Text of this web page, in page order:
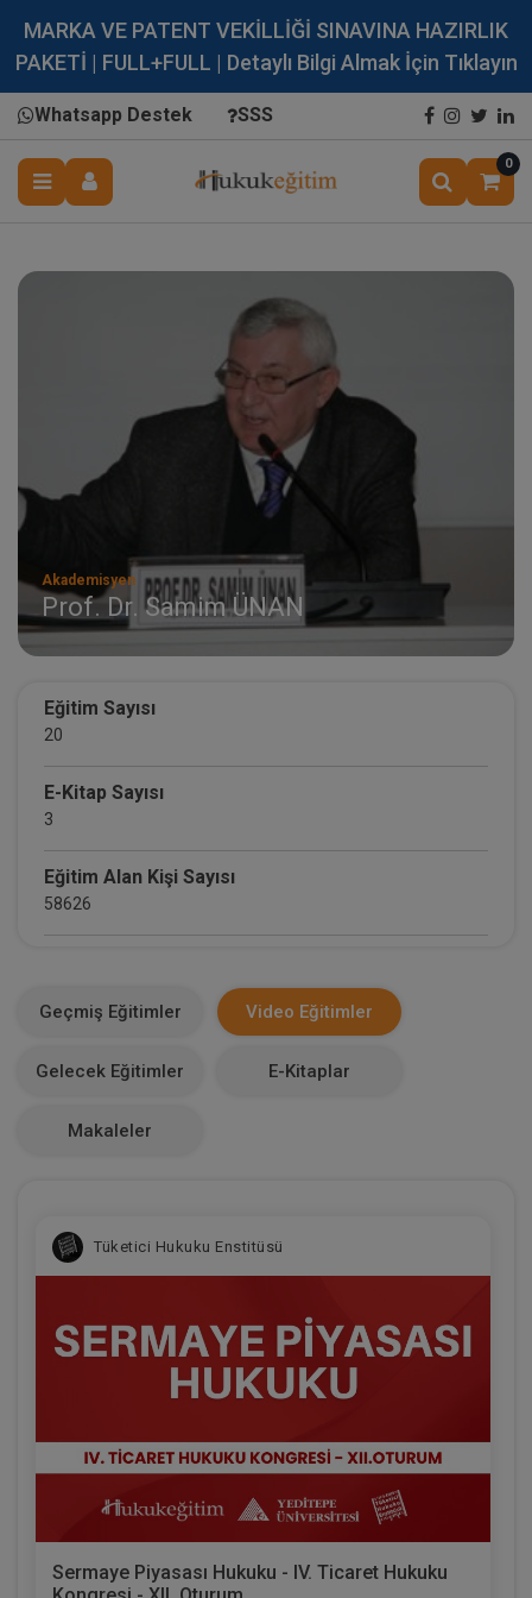
MARKA VE PATENT VEKİLLİĞİ SINAVINA HAZIRLIK
PAKETİ | FULL+FULL | Detaylı Bilgi Almak İçin Tıklayın
Whatsapp Destek SSS
0
Akademisyen
Prof. Dr. Samim ÜNAN
Eğitim Sayısı
20
E-Kitap Sayısı
3
Eğitim Alan Kişi Sayısı
58626
0
Geçmiş Eğitimler Video Eğitimler
Gelecek Eğitimler E-Kitaplar
Makaleler
Tüketici Hukuku Enstitüsü
Sermaye Piyasası Hukuku - IV. Ticaret Hukuku